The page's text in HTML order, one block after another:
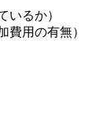
いるか）
費用の有無）